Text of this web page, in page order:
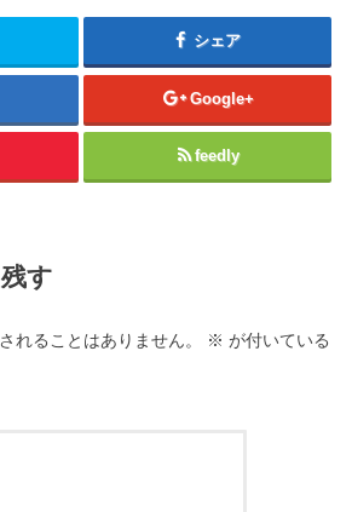
シェア
Google+
feedly
す
れることはありません。 ※ が付いている